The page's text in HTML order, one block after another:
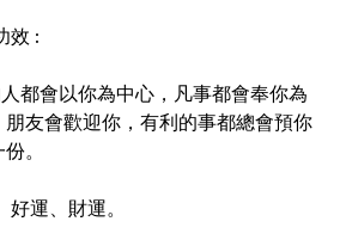
效 :
都會以你為中心，凡事都會奉你為
友會歡迎你，有利的事都總會預你
。
好運、財運。